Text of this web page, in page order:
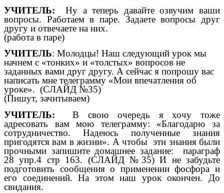
УЧИТЕЛЬ: Ну а теперь давайте озвучим ваши
вопросы. Работаем в паре.
Задаете вопросы друг
другу и отвечаете на них.
(работа в паре)
УЧИТЕЛЬ: Молодцы! Наш следующий урок мы
начнем с «тонких» и «толстых» вопросов не
заданных вами друг другу. А сейчас я попрошу вас
написать мне телеграмму «Мои впечатления об
уроке». (СЛАЙД №35)
(Пишут, зачитываем)
УЧИТЕЛЬ: В свою очередь я хочу тоже
адресовать вам мою телеграмму: «Благодарю за
сотрудничество. Надеюсь полученные знания
пригодятся вам в жизни». А чтобы эти знания были
прочными запишите домашнее задание: параграф
28 упр.4 стр 163. (СЛАЙД №35) И не забудьте
подготовить сообщения о применении фосфора и
его соединений. На этом наш урок окончен. До
свидания.